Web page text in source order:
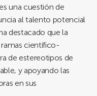
una cuestión de
al talento potencial
destacado que la
ramas científico-
de estereotipos de
y apoyando las
en sus